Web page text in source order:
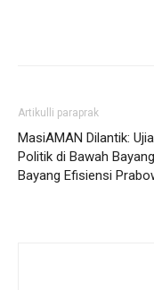
Artikulli paraprak
MasiAMAN Dilantik:
Politik di Bawah
Bayang Efisiensi